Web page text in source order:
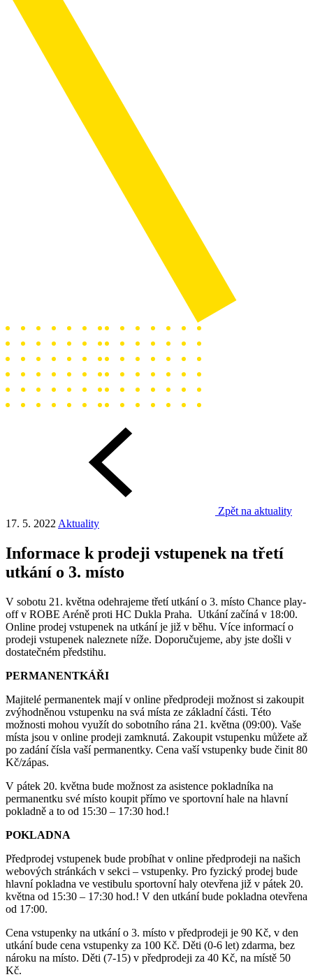
Zpět na aktuality
17. 5. 2022 Aktuality
Informace k prodeji vstupenek na třetí
utkání o 3. místo
V sobotu 21. května odehrajeme třetí utkání o 3. místo Chance play-
off v ROBE Aréně proti HC Dukla Praha. Utkání začíná v 18:00.
Online prodej vstupenek na utkání je již v běhu. Více informací o
prodeji vstupenek naleznete níže. Doporučujeme, aby jste došli v
dostatečném předstihu.
PERMANENTKÁŘI
Majitelé permanentek mají v online předprodeji možnost si zakoupit
zvýhodněnou vstupenku na svá místa ze základní části. Této
možnosti mohou využít do sobotního rána 21. května (09:00). Vaše
místa jsou v online prodeji zamknutá. Zakoupit vstupenku můžete až
po zadání čísla vaší permanentky. Cena vaší vstupenky bude činit 80
Kč/zápas.
V pátek 20. května bude možnost za asistence pokladníka na
permanentku své místo koupit přímo ve sportovní hale na hlavní
pokladně a to od 15:30 – 17:30 hod.!
POKLADNA
Předprodej vstupenek bude probíhat v online předprodeji na našich
webových stránkách v sekci – vstupenky. Pro fyzický prodej bude
hlavní pokladna ve vestibulu sportovní haly otevřena již v pátek 20.
května od 15:30 – 17:30 hod.! V den utkání bude pokladna otevřena
od 17:00.
Cena vstupenky na utkání o 3. místo v předprodeji je 90 Kč, v den
utkání bude cena vstupenky za 100 Kč. Děti (0-6 let) zdarma, bez
nároku na místo. Děti (7-15) v předprodeji za 40 Kč, na místě 50
Kč.